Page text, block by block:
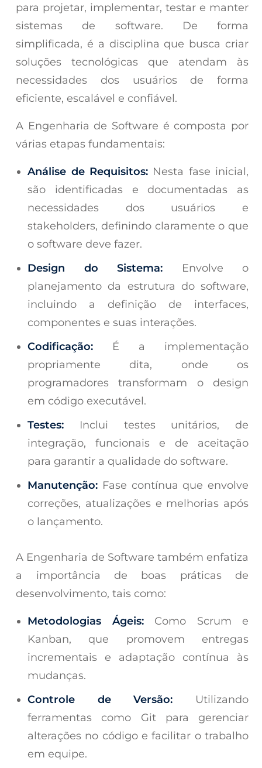
para projetar, implementar, testar e manter
sistemas de software. De forma
simplificada, é a disciplina que busca criar
soluções tecnológicas que atendam às
necessidades dos usuários de forma
eficiente, escalável e confiável.
A Engenharia de Software é composta por
várias etapas fundamentais:
Análise de Requisitos:Nesta fase inicial,
são identificadas e documentadas as
necessidades dos usuários e
stakeholders, definindo claramente o que
o software deve fazer.
Design do Sistema: Envolve o
planejamento da estrutura do software,
incluindo a definição de interfaces,
componentes e suas interações.
Codificação: É a implementação
propriamente dita, onde os
programadores transformam o design
em código executável.
Testes: Inclui testes unitários, de
integração, funcionais e de aceitação
para garantir a qualidade do software.
Manutenção: Fase contínua que envolve
correções, atualizações e melhorias após
o lançamento.
A Engenharia de Software também enfatiza
a importância de boas práticas de
desenvolvimento, tais como:
Metodologias Ágeis:Como Scrum e
Kanban, que promovem entregas
incrementais e adaptação contínua às
mudanças.
Controle de Versão: Utilizando
ferramentas como Git para gerenciar
alterações no código e facilitar o trabalho
em equipe.